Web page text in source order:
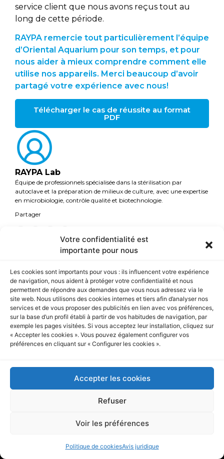
Votre confidentialité est
importante pour nous
Les cookies sont importants pour vous : ils influencent votre expérience
de navigation, nous aident à protéger votre confidentialité et nous
permettent de répondre aux demandes que vous nous adressez via le
site web. Nous utilisons des cookies internes et tiers afin d’analyser nos
services et de vous proposer des publicités en lien avec vos préférences,
sur la base d’un profil établi à partir de vos habitudes de navigation, par
exemple les pages visitées. Si vous acceptez leur installation, cliquez sur
« Accepter les cookies ». Vous pouvez également configurer vos
préférences en cliquant sur « Configurer les cookies ».
Accepter les cookies
Refuser
Voir les préférences
Politique de cookiesAvis juridique
service client que nous avons reçus tout au
long de cette période.
RAYPA remercie tout particulièrement l’équipe
d’Oriental Aquarium pour son temps, et pour
nous aider à mieux comprendre comment elle
utilise nos appareils. Merci beaucoup d’avoir
partagé votre expérience avec nous!
Télécharger le cas de réussite au format
PDF
RAYPA Lab
Équipe de professionnels spécialisée dans la stérilisation par
autoclave et la préparation de milieux de culture, avec une expertise
en microbiologie, contrôle qualité et biotechnologie.
Partager
Votre partenaire en stérilisation depuis 1974.
Préparateurs de milieux